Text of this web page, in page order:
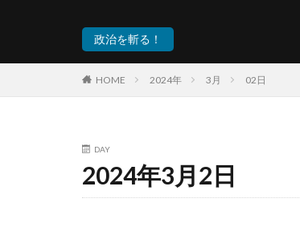
政治を斬る！
HOME 2024年 3月 02日
DAY
2024年3月2日